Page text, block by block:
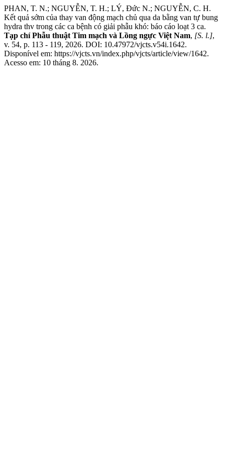
PHAN, T. N.; NGUYỄN, T. H.; LÝ, Đức N.; NGUYỄN, C. H.
Kết quả sớm của thay van động mạch chủ qua da bằng van tự bung
hydra thv trong các ca bệnh có giải phẫu khó: báo cáo loạt 3 ca.
Tạp chí Phẫu thuật Tim mạch và Lồng ngực Việt Nam, [S. l.],
v. 54, p. 113 - 119, 2026. DOI: 10.47972/vjcts.v54i.1642.
Disponível em: https://vjcts.vn/index.php/vjcts/article/view/1642.
Acesso em: 10 tháng 8. 2026.